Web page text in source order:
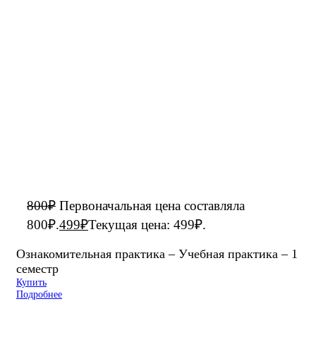
800₽ Первоначальная цена составляла
800₽.499₽Текущая цена: 499₽.
Ознакомительная практика – Учебная практика – 1
семестр
Купить
Подробнее